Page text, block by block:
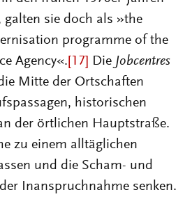
sie doch als »the
programme of the
Agency«. [17] Die Jobcentres
Mitte der Ortschaften
historischen
der örtlichen Hauptstraße.
zu einem alltäglichen
und die Scham- und
Inanspruchnahme senken.